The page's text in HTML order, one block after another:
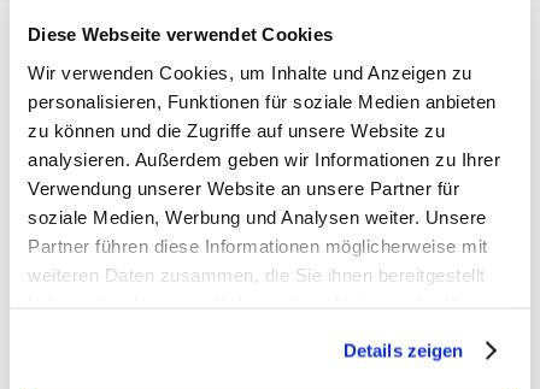
Diese Webseite verwendet Cookies
Wir verwenden Cookies, um Inhalte und Anzeigen zu
personalisieren, Funktionen für soziale Medien anbieten
zu können und die Zugriffe auf unsere Website zu
analysieren. Außerdem geben wir Informationen zu Ihrer
Verwendung unserer Website an unsere Partner für
soziale Medien, Werbung und Analysen weiter. Unsere
Partner führen diese Informationen möglicherweise mit
weiteren Daten zusammen, die Sie ihnen bereitgestellt
Details zeigen